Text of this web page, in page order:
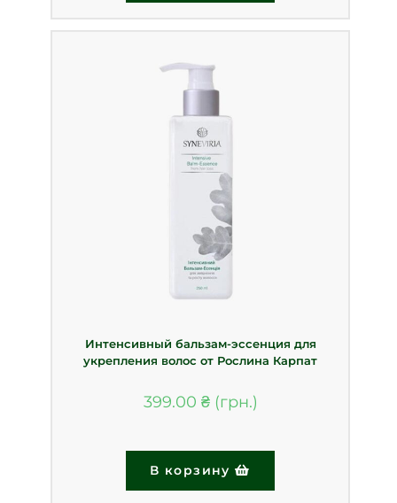
Интенсивный бальзам-эссенция для
укрепления волос от Рослина Карпат
399.00 ₴
В корзину